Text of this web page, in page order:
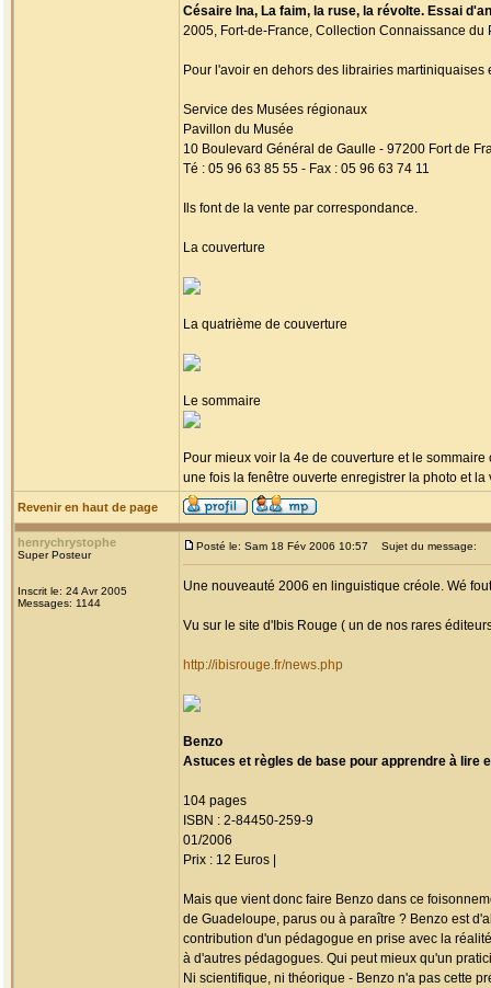
Césaire Ina, La faim, la ruse, la révolte. Essai
2005, Fort-de-France, Collection Connaissance
Pour l'avoir en dehors des librairies
Service des Musées régionaux
Pavillon du Musée
10 Boulevard Général de Gaulle - 97200 Fort de
Té : 05 96 63 85 55 - Fax : 05 96 63 74 11
Ils font de la vente par correspondance.
La couverture
La quatrième de couverture
Le sommaire
Pour mieux voir la 4e de couverture et le
une fois la fenêtre ouverte enregistrer la photo et
Revenir en haut de page
henrychrystophe
Super Posteur
Inscrit le: 24 Avr 2005
Messages: 1144
Posté le: Sam 18 Fév 2006 10:57 Sujet du message:
Une nouveauté 2006 en linguistique créole. Wé
Vu sur le site d'Ibis Rouge ( un de nos rares
http://ibisrouge.fr/news.php
Benzo
Astuces et règles de base pour apprendre à lire
104 pages
ISBN : 2-84450-259-9
01/2006
Prix : 12 Euros |
Mais que vient donc faire Benzo dans ce
de Guadeloupe, parus ou à paraître ? Benzo est
contribution d'un pédagogue en prise avec la
à d'autres pédagogues. Qui peut mieux qu'un
Ni scientifique, ni théorique - Benzo n'a pas cette